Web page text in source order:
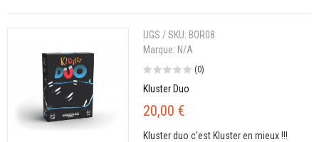
UGS / SKU: BOR08
Marque: N/A
(0)
Kluster Duo
20,00 €
Kluster duo c'est Kluster en mieux !!!